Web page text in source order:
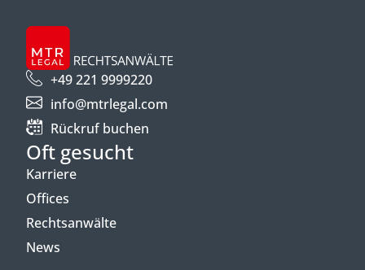
+49 221 9999220
info@mtrlegal.com
Rückruf buchen
Oft gesucht
Karriere
Offices
Rechtsanwälte
News